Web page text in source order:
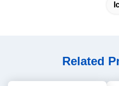
Related